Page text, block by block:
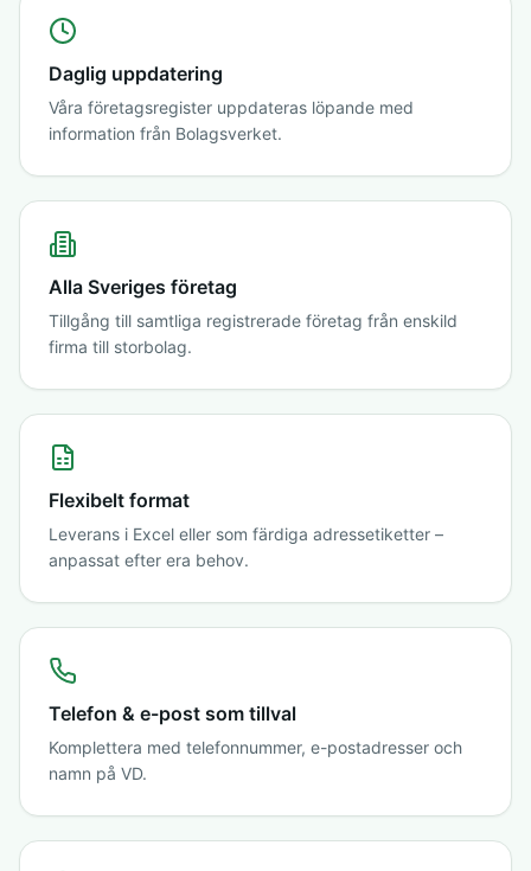
Daglig uppdatering
Våra företagsregister uppdateras löpande med
information från Bolagsverket.
Alla Sveriges företag
Tillgång till samtliga registrerade företag från enskild
firma till storbolag.
Flexibelt format
Leverans i Excel eller som färdiga adressetiketter –
anpassat efter era behov.
Telefon & e-post som tillval
Komplettera med telefonnummer, e-postadresser och
namn på VD.